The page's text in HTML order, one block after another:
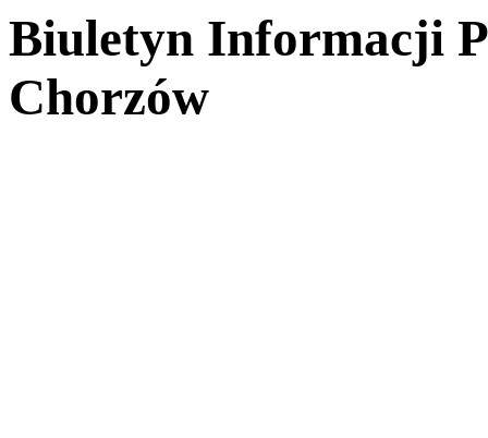
Biuletyn Informacji
Chorzów